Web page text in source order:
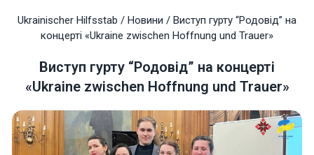
Ukrainischer Hilfsstab / Новини / Виступ гурту “Родовід” на
концерті «Ukraine zwischen Hoffnung und Trauer»
Виступ гурту “Родовід” на концерті
«Ukraine zwischen Hoffnung und Trauer»
Necessary